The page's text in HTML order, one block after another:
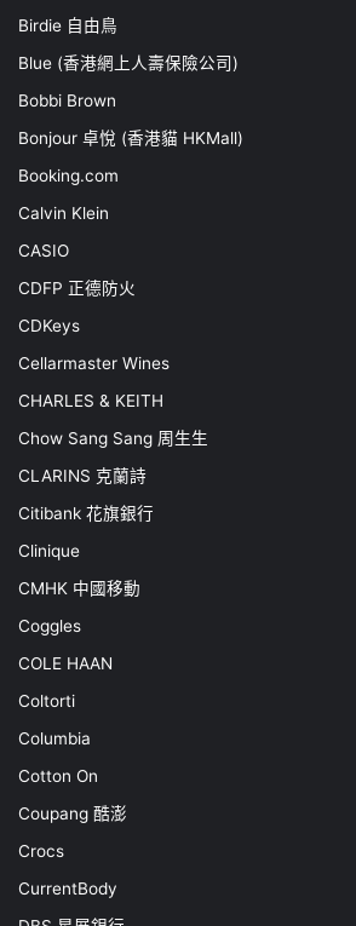
Birdie 自由鳥
Blue (香港網上人壽保險公司)
Bobbi Brown
Bonjour 卓悅 (香港貓 HKMall)
Booking.com
Calvin Klein
CASIO
CDFP 正德防火
CDKeys
Cellarmaster Wines
CHARLES & KEITH
Chow Sang Sang 周生生
CLARINS 克蘭詩
Citibank 花旗銀行
Clinique
CMHK 中國移動
Coggles
COLE HAAN
Coltorti
Columbia
Cotton On
Coupang 酷澎
Crocs
CurrentBody